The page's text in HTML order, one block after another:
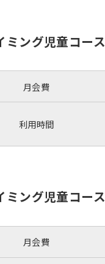
ミング児童コー
月会費
利用時間
ミング児童コー
月会費